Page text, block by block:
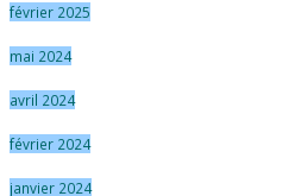
février 2025
mai 2024
avril 2024
février 2024
janvier 2024